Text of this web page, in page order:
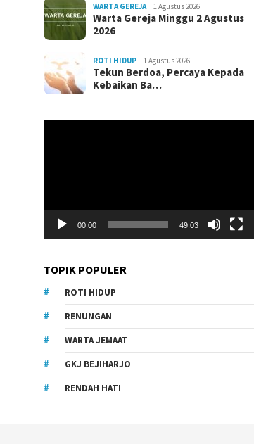
WARTA GEREJA 1 Agustus 2026
Warta Gereja Minggu 2 Agustus
2026
ROTI HIDUP 1 Agustus 2026
Tekun Berdoa, Percaya Kepada
Kebaikan Ba…
00:00 49:03
TOPIK POPULER
ROTI HIDUP
RENUNGAN
WARTA JEMAAT
GKJ BEJIHARJO
RENDAH HATI